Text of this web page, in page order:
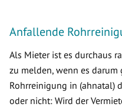
Anfallende
Als Mieter ist es durchaus
zu melden, wenn es
Rohrreinigung in (ahnatal)
oder nicht: Wird der